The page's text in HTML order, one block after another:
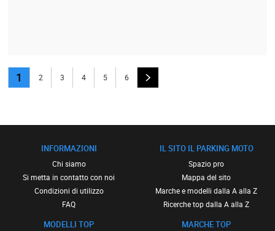
1 2 3 4 5 6
INFORMAZIONI
Chi siamo
Si metta in contatto con noi
Condizioni di utilizzo
FAQ
MODELLI TOP
IL SITO IL PARKING MOTO
Spazio pro
Mappa del sito
Marche e modelli dalla A alla Z
Ricerche top dalla A alla Z
MARCHE TOP